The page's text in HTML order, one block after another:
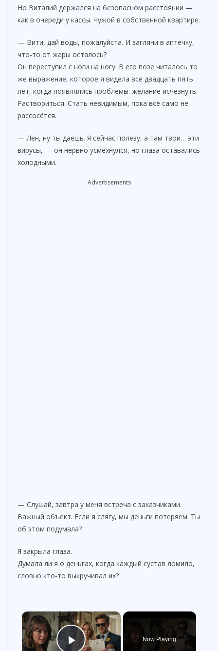
Но Виталий держался на безопасном расстоянии —
как в очереди у кассы. Чужой в собственной квартире.
— Вити, дай воды, пожалуйста. И загляни в аптечку,
что-то от жары осталось?
Он переступил с ноги на ногу. В его позе читалось то
же выражение, которое я видела все двадцать пять
лет, когда появлялись проблемы: желание исчезнуть.
Раствориться. Стать невидимым, пока всё само не
рассосётся.
— Лён, ну ты даёшь. Я сейчас полезу, а там твои… эти
вирусы, — он нервно усмехнулся, но глаза оставались
холодными.
Advertisements
— Слушай, завтра у меня встреча с заказчиками.
Важный объект. Если я слягу, мы деньги потеряем. Ты
об этом подумала?
Я закрыла глаза.
Думала ли я о деньгах, когда каждый сустав ломило,
словно кто-то выкручивал их?
×
Now Playing